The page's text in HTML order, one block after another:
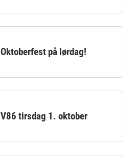
Oktoberfest på lørdag!
V86 tirsdag 1. oktober